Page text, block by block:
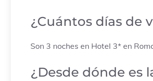
¿Cuántos días de
Son 3 noches en Hotel 3* en
¿Desde dónde es